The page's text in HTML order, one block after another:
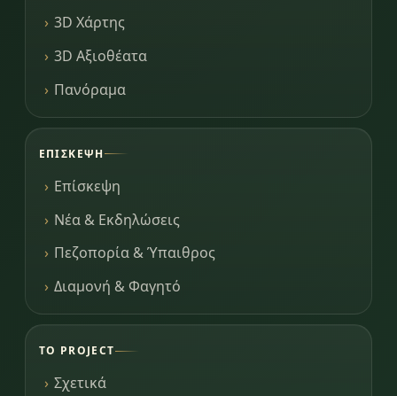
3D Χάρτης
3D Αξιοθέατα
Πανόραμα
ΕΠΊΣΚΕΨΗ
Επίσκεψη
Νέα & Εκδηλώσεις
Πεζοπορία & Ύπαιθρος
Διαμονή & Φαγητό
ΤΟ PROJECT
Σχετικά